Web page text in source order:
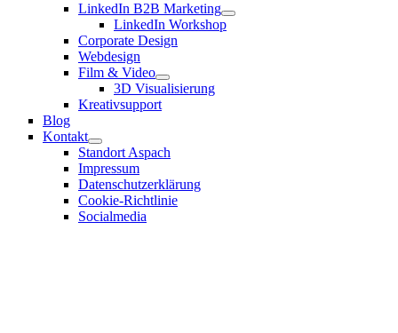
LinkedIn B2B Marketing
LinkedIn Workshop
Corporate Design
Webdesign
Film & Video
3D Visualisierung
Kreativsupport
Blog
Kontakt
Standort Aspach
Impressum
Datenschutzerklärung
Cookie-Richtlinie
Socialmedia